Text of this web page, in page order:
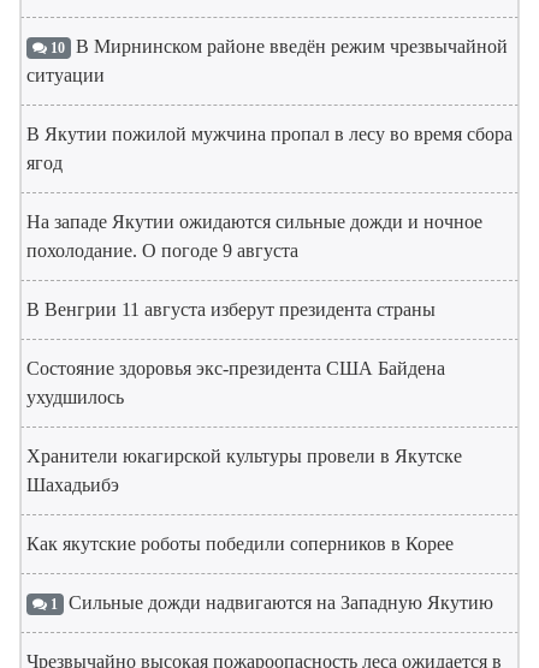
10 В Мирнинском районе введён режим чрезвычайной
ситуации
В Якутии пожилой мужчина пропал в лесу во время сбора
ягод
На западе Якутии ожидаются сильные дожди и ночное
похолодание. О погоде 9 августа
В Венгрии 11 августа изберут президента страны
Состояние здоровья экс-президента США Байдена
ухудшилось
Хранители юкагирской культуры провели в Якутске
Шахадьибэ
Как якутские роботы победили соперников в Корее
1 Сильные дожди надвигаются на Западную Якутию
Чрезвычайно высокая пожароопасность леса ожидается в